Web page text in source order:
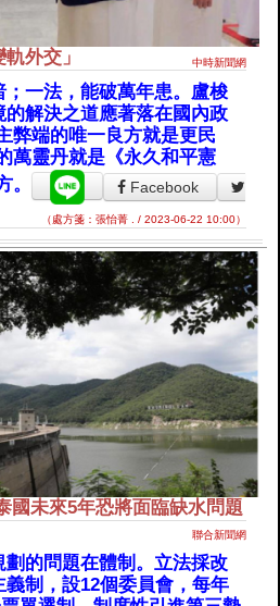
外交」 中時新聞網
一法，能破萬年患。盧梭
解決之道應著落在國內政
弊端的唯一良方就是更民
萬靈丹就是《永久和平憲
。
Facebook
（處方箋：張怡菁 . / 2023-06-22 10:00）
國未來5年恐將面臨缺水問題
聯合新聞網
的問題在體制。立法採改
義制，設12個委員會，每年